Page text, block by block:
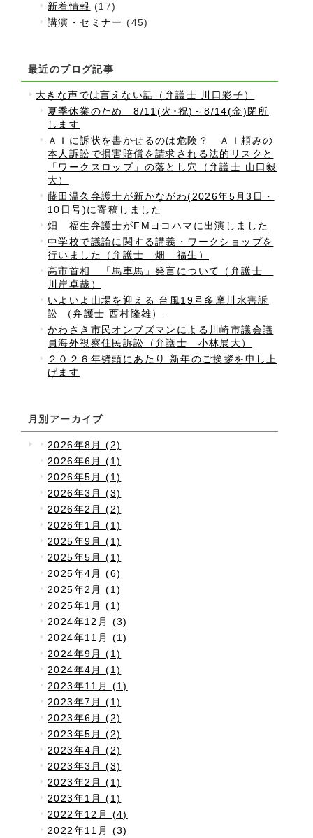
新着情報 (17)
講演・セミナー (45)
最近のブログ記事
大きな声では言えない話（弁護士 川口彩子）
夏季休業のため 8/11(火･祝)～8/14(金)閉所
します
ＡＩに訴状を書かせるのは危険？ ＡＩ頼みの
本人訴訟で損害賠償を請求される法的リスクと
「ワークスロップ」の落とし穴（弁護士 山口毅
大）
藤田温久弁護士が新かながわ(2026年5月3日・
10日号)に寄稿しました
畑 福生弁護士がFMヨコハマに出演しました
中学校で議論に関する講義・ワークショップを
行いました（弁護士 畑 福生）
高市首相 「馬車馬」発言について（弁護士
川岸卓哉）
いよいよ山場を迎える 台風19号多摩川水害訴
訟 （弁護士 西村隆雄）
かわさき市民オンブズマンによる川崎市議会議
員海外視察住民訴訟（弁護士 小林展大）
２０２６年劈頭にあたり 新年のご挨拶を申し上
げます
月別アーカイブ
2026年8月 (2)
2026年6月 (1)
2026年5月 (1)
2026年3月 (3)
2026年2月 (2)
2026年1月 (1)
2025年9月 (1)
2025年5月 (1)
2025年4月 (6)
2025年2月 (1)
2025年1月 (1)
2024年12月 (3)
2024年11月 (1)
2024年9月 (1)
2024年4月 (1)
2023年11月 (1)
2023年7月 (1)
2023年6月 (2)
2023年5月 (2)
2023年4月 (2)
2023年3月 (3)
2023年2月 (1)
2023年1月 (1)
2022年12月 (4)
2022年11月 (3)